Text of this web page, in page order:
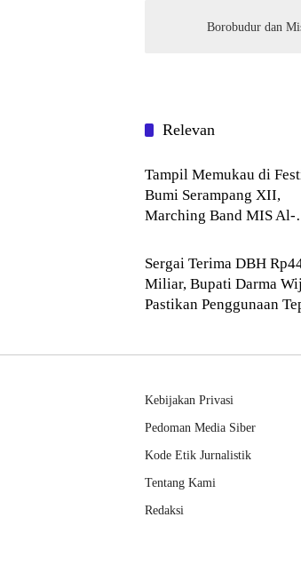
Borobudur dan
Relevan
Pendidikan
Tampil Memukau di
Bumi Serampang XII,
Marching Band MIS Al-
--> Sumatera Utara
Sergai Terima DBH
Miliar, Bupati Darma
Pastikan Penggunaan
Kebijakan Privasi
Pedoman Media Siber
Kode Etik Jurnalistik
Tentang Kami
Redaksi